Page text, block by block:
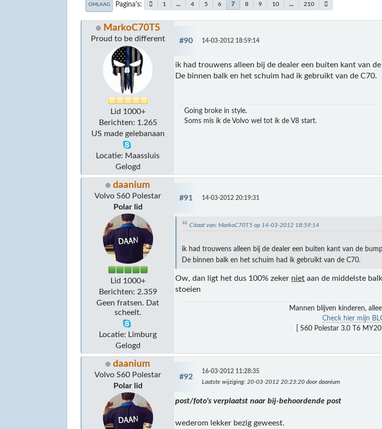
OMLAAG Pagina's 1 ... 4 5 6 7 8 9 10 ... 210
MarkoC70T5
Proud to be different
Lid 1000+
Berichten: 1.265
US made gelebanaan
Locatie: Maassluis
Gelogd
#90 14-03-2012 18:59:14
ik had trouwens alleen bij de dealer een buiten kant van
De binnen balk en het schuim had ik gebruikt van de C70.
Going broke in style.
Soms mis ik de Volvo wel tot ik de V8 start.
daanium
Volvo S60 Polestar
Polar lid
Lid 1000+
Berichten: 2.359
Geen fratsen. Dat
scheelt.
Locatie: Limburg
Gelogd
#91 14-03-2012 20:19:31
Citaat van: MarkoC70T5 op 14-03-2012 18:59:14
ik had trouwens alleen bij de dealer een buiten kant van de
De binnen balk en het schuim had ik gebruikt van de C70.
Ow, dan ligt het dus 100% zeker niet aan de middelste
stoeien
Mannen blijven kinderen,
Check hier mijn
[ S60 Polestar 3.0 T6
daanium
Volvo S60 Polestar
Polar lid
#92
16-03-2012 11:28:35
Laatste wijziging: 20-03-2012 20:23:20 door daanium
post/foto's verplaatst naar bij-behoordende post
wederom lekker bezig geweest.